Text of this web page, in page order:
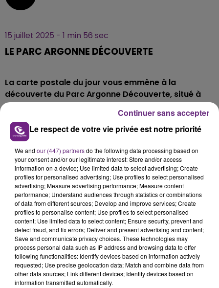
15 juillet 2025 - 1 min 56 sec
LE PARC ARGONNE DÉCOUVERTE
La carte postale du jour vous emmène à la
découverte du Parc Argonne Découverte, situé à
Olizy-Primat dans les Ardennes, qui célèbre cette
année ses 20 ans cette année.
Pour l’occasion, de nombreuses nouveautés sont
au rendez-vous : une nouvelle meute de loups noirs
du Canada et une toute nouvelle façon de
découvrir le parc...
TITRES DIFFUSÉS
1h39
1h39
Le respect de votre vie privée est notre priorité
We and our (447) partnersdo the following data processing based on
your consent and/or our legitimate interest: Store and/or access
information on a device; Use limited data to select advertising; Create
profiles for personalised advertising; Use profiles to select personalised
advertising; Measure advertising performance; Measure content
performance; Understand audiences through statistics or combinations
of data from different sources; Develop and improve services; Create
profiles to personalise content; Use profiles to select personalised
content; Use limited data to select content; Ensure security, prevent and
detect fraud, and fix errors; Deliver and present advertising and content;
Save and communicate privacy choices. These technologies may
process personal data such as IP address and browsing data to offer
following functionalities: Identify devices based on information actively
requested; Use precise geolocation data; Match and combine data from
other data sources; Link different devices; Identify devices based on
information transmitted automatically.
Continuer sans accepter